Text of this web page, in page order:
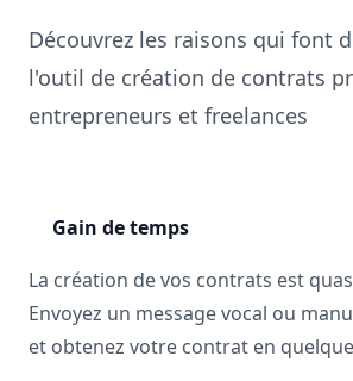
Découvrez les raisons qui font
l'outil de création de contrats
entrepreneurs et freelances
Gain de temps
La création de vos contrats est
Envoyez un message vocal ou
et obtenez votre contrat en